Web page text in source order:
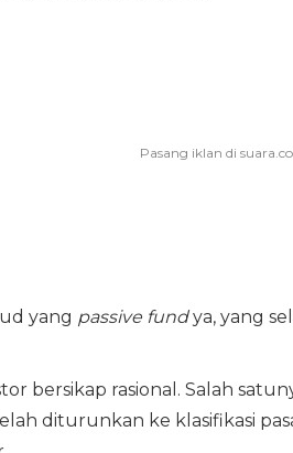
yang passive fundya, yang
bersikap rasional. Salah
diturunkan ke klasifikasi